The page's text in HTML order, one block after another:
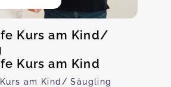
Kurs am Kind/
Kurs am Kind
am Kind/ Säugling